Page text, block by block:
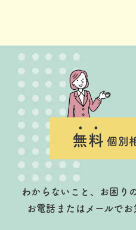
無料 個別
わからないこと、お困り
お電話またはメールでお